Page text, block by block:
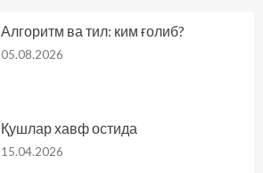
Алгоритм ва тил: ким ғолиб?
05.08.2026
Қушлар хавф остида
15.04.2026